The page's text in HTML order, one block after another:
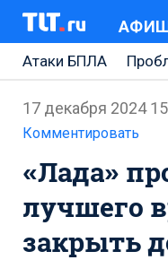
Атаки БПЛА
АВТОВАЗ
Ремонт
Ремонт Обводного
Набережная
Неделя Тольятти
17 декабря 2024
Комментировать
«Лада»
лучшего
закрыть